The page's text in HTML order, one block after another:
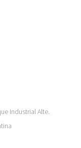
Industrial Alte.